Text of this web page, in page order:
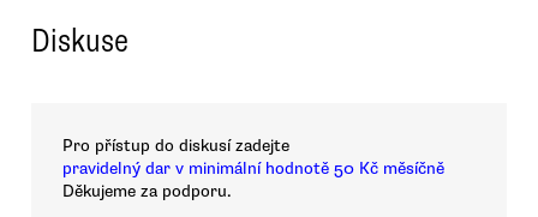
Diskuse
Pro přístup do diskusí zadejte
pravidelný dar v minimální hodnotě 50 Kč měsíčně
Děkujeme za podporu.